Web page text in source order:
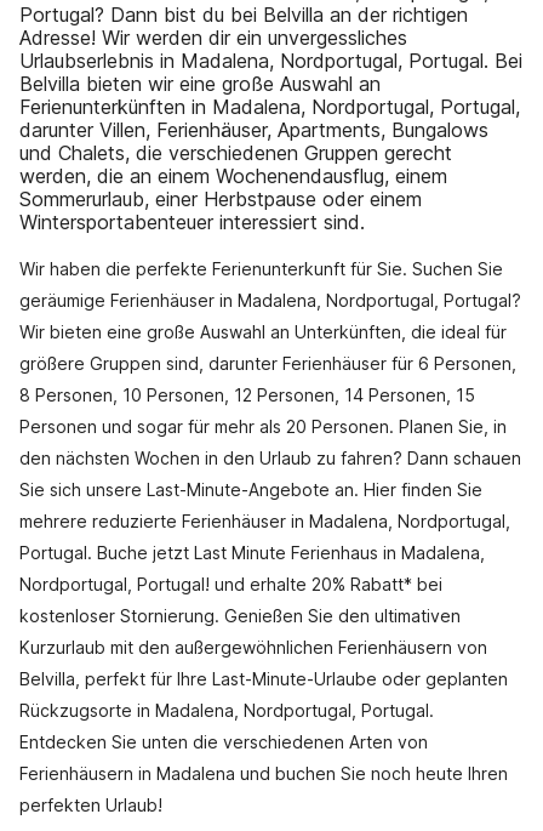
Portugal? Dann bist du bei Belvilla an der richtigen
Adresse! Wir werden dir ein unvergessliches
Urlaubserlebnis in Madalena, Nordportugal, Portugal. Bei
Belvilla bieten wir eine große Auswahl an
Ferienunterkünften in Madalena, Nordportugal, Portugal,
darunter Villen, Ferienhäuser, Apartments, Bungalows
und Chalets, die verschiedenen Gruppen gerecht
werden, die an einem Wochenendausflug, einem
Sommerurlaub, einer Herbstpause oder einem
Wintersportabenteuer interessiert sind.
Wir haben die perfekte Ferienunterkunft für Sie. Suchen Sie
geräumige Ferienhäuser in Madalena, Nordportugal, Portugal?
Wir bieten eine große Auswahl an Unterkünften, die ideal für
größere Gruppen sind, darunter Ferienhäuser für 6 Personen,
8 Personen, 10 Personen, 12 Personen, 14 Personen, 15
Personen und sogar für mehr als 20 Personen. Planen Sie, in
den nächsten Wochen in den Urlaub zu fahren? Dann schauen
Sie sich unsere Last-Minute-Angebote an. Hier finden Sie
mehrere reduzierte Ferienhäuser in Madalena, Nordportugal,
Portugal. Buche jetzt Last Minute Ferienhaus in Madalena,
Nordportugal, Portugal! und erhalte 20% Rabatt* bei
kostenloser Stornierung. Genießen Sie den ultimativen
Kurzurlaub mit den außergewöhnlichen Ferienhäusern von
Belvilla, perfekt für Ihre Last-Minute-Urlaube oder geplanten
Rückzugsorte in Madalena, Nordportugal, Portugal.
Entdecken Sie unten die verschiedenen Arten von
Ferienhäusern in Madalena und buchen Sie noch heute Ihren
perfekten Urlaub!